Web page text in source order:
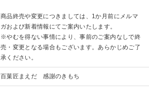
商品終売や変更につきましては、1か月前にメルマ
ガおよび新着情報にてご案内いたします。
※やむを得ない事情により、事前のご案内なしで終
売・変更となる場合もございます。あらかじめご了
承ください。
百菓匠まえだ 感謝のきもち